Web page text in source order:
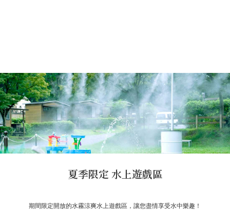
對象 入住森林與星空的露營村的客人
費用 免費
其他 ・僅限使用手持煙火。※請避免使
用煙火升空或會發出巨大聲響的煙
・因天候因素，活動可能會取消。
夏季限定 水上遊戲區
期間限定開放的水霧涼爽水上遊戲區，讓您盡情享受水中樂趣！